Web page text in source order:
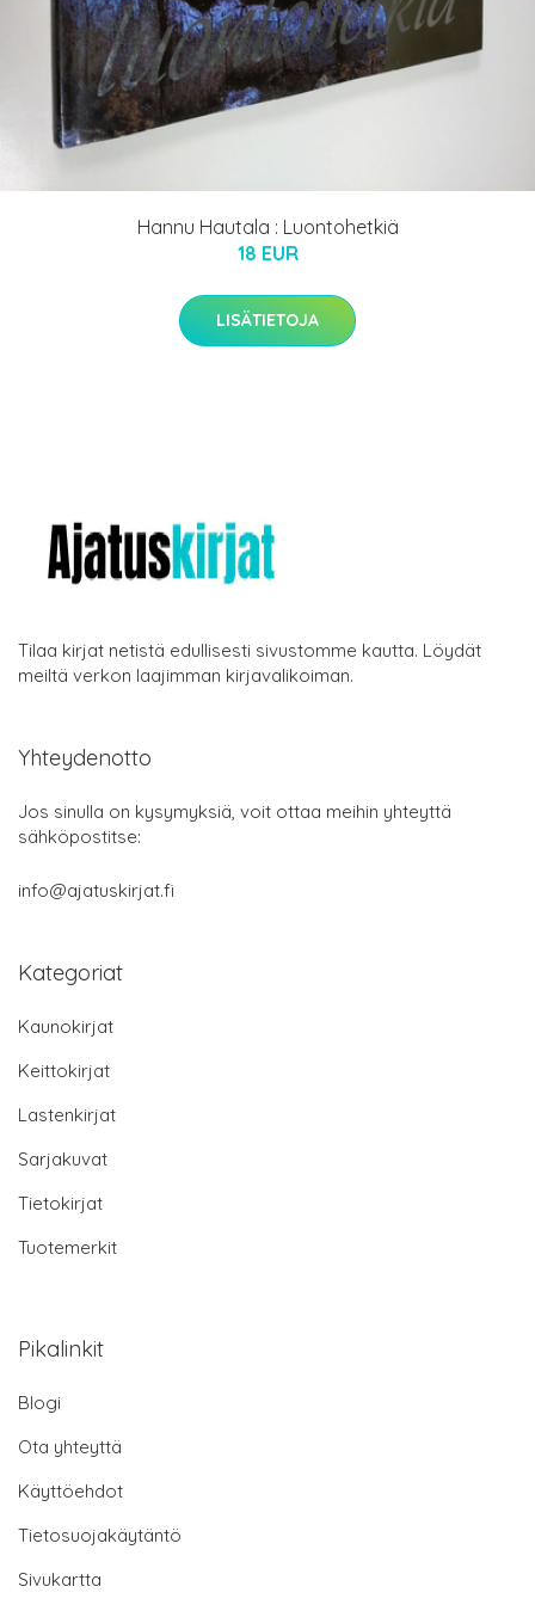
Hannu Hautala : Luontohetkiä
18 EUR
LISÄTIETOJA
Tilaa kirjat netistä edullisesti sivustomme kautta. Löydät
meiltä verkon laajimman kirjavalikoiman.
Yhteydenotto
Jos sinulla on kysymyksiä, voit ottaa meihin yhteyttä
sähköpostitse:
info@ajatuskirjat.fi
Kategoriat
Kaunokirjat
Keittokirjat
Lastenkirjat
Sarjakuvat
Tietokirjat
Tuotemerkit
Pikalinkit
Blogi
Ota yhteyttä
Käyttöehdot
Tietosuojakäytäntö
Sivukartta